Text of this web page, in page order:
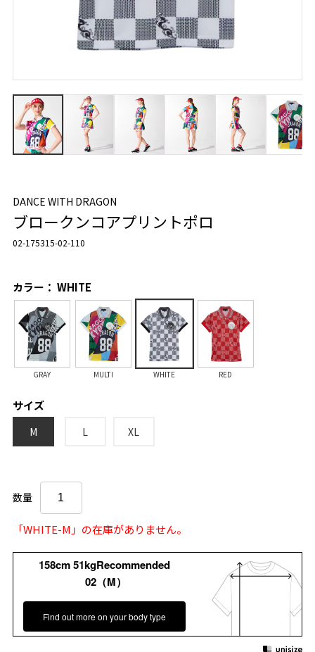
DANCE WITH DRAGON
ブロークンコアプリントポロ
02-175315-02-110
カラー： WHITE
GRAY MULTI WHITE RED
サイズ
M L XL
数量
「WHITE-M」の在庫がありません。
158cm 51kgRecommended
02（M）
Find out more on your body type